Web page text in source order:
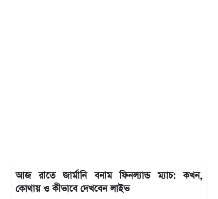
আজ রাতে জার্মানি বনাম ফিনল্যান্ড ম্যাচ: কখন,
কোথায় ও কীভাবে দেখবেন লাইভ